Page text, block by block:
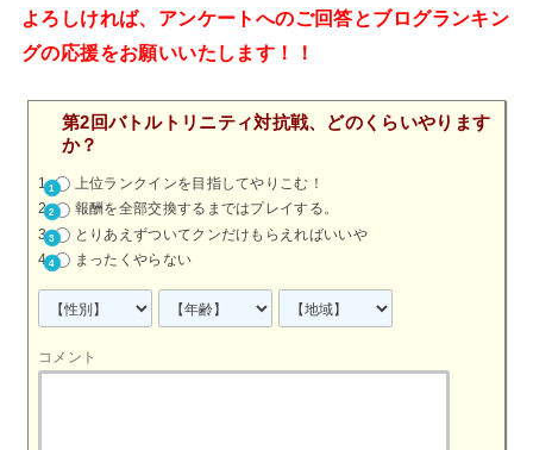
よろしければ、アンケートへのご回答とブログランキン
グの応援をお願いいたします！！
第2回バトルトリニティ対抗戦、どのくらいやります
か？
上位ランクインを目指してやりこむ！
報酬を全部交換するまではプレイする。
とりあえずついてクンだけもらえればいいや
まったくやらない
コメント